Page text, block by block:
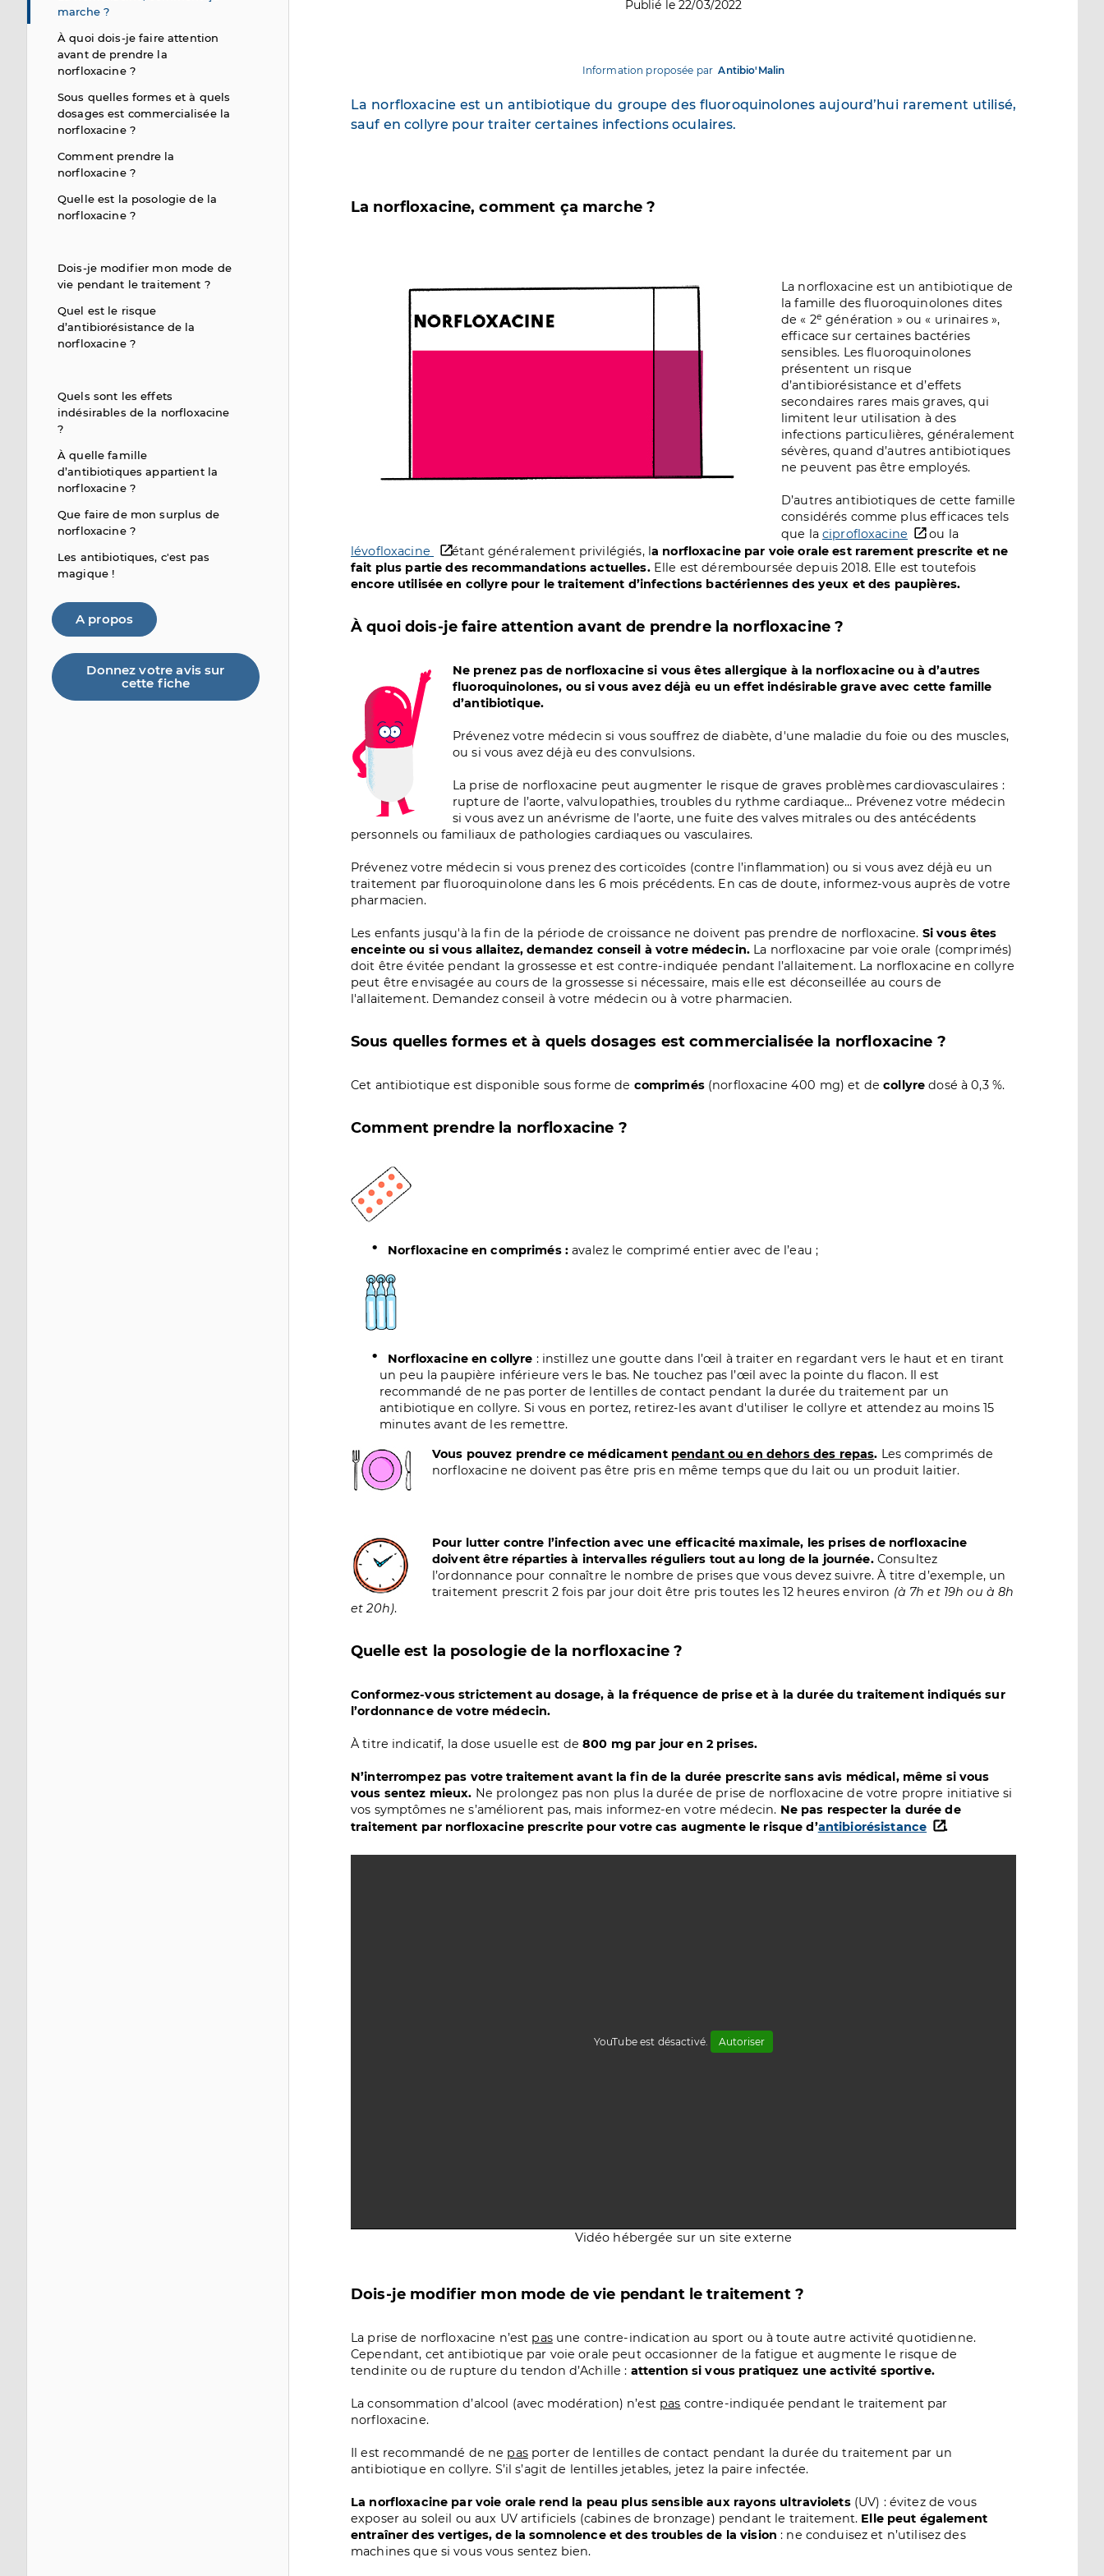
marche ?
À quoi dois-je faire attention
avant de prendre la
norfloxacine ?
Sous quelles formes et à quels
dosages est commercialisée la
norfloxacine ?
Comment prendre la
norfloxacine ?
Quelle est la posologie de la
norfloxacine ?
Dois-je modifier mon mode de
vie pendant le traitement ?
Quel est le risque
d’antibiorésistance de la
norfloxacine ?
Quels sont les effets
indésirables de la norfloxacine
?
À quelle famille
d’antibiotiques appartient la
norfloxacine ?
Que faire de mon surplus de
norfloxacine ?
Les antibiotiques, c'est pas
magique !
A propos
Donnez votre avis sur
cette fiche
Publié le 22/03/2022
Information proposée par Antibio'Malin
La norfloxacine est un antibiotique du groupe des fluoroquinolones aujourd’hui rarement utilisé,
sauf en collyre pour traiter certaines infections oculaires.
La norfloxacine, comment ça marche ?
La norfloxacine est un antibiotique de
la famille des fluoroquinolones dites
de « 2e génération » ou « urinaires »,
efficace sur certaines bactéries
sensibles. Les fluoroquinolones
présentent un risque
d’antibiorésistance et d’effets
secondaires rares mais graves, qui
limitent leur utilisation à des
infections particulières, généralement
sévères, quand d’autres antibiotiques
ne peuvent pas être employés.
D’autres antibiotiques de cette famille
considérés comme plus efficaces tels
que laciprofloxacine
ou la
lévofloxacine
étant généralement privilégiés, la norfloxacine par voie orale est rarement prescrite et ne
fait plus partie des recommandations actuelles.Elle est déremboursée depuis 2018. Elle est toutefois
encore utilisée en collyre pour le traitement d’infections bactériennes des yeux et des paupières.
À quoi dois-je faire attention avant de prendre la norfloxacine ?
Ne prenez pas de norfloxacine si vous êtes allergique à la norfloxacine ou à d’autres
fluoroquinolones, ou si vous avez déjà eu un effet indésirable grave avec cette famille
d’antibiotique.
Prévenez votre médecin si vous souffrez de diabète, d'une maladie du foie ou des muscles,
ou si vous avez déjà eu des convulsions.
La prise de norfloxacine peut augmenter le risque de graves problèmes cardiovasculaires :
rupture de l’aorte, valvulopathies, troubles du rythme cardiaque… Prévenez votre médecin
si vous avez un anévrisme de l’aorte, une fuite des valves mitrales ou des antécédents
personnels ou familiaux de pathologies cardiaques ou vasculaires.
Prévenez votre médecin si vous prenez des corticoïdes (contre l’inflammation) ou si vous avez déjà eu un
traitement par fluoroquinolone dans les 6 mois précédents. En cas de doute, informez-vous auprès de votre
pharmacien.
Les enfants jusqu'à la fin de la période de croissance ne doivent pas prendre de norfloxacine. Si vous êtes
enceinte ou si vous allaitez, demandez conseil à votre médecin. La norfloxacine par voie orale (comprimés)
doit être évitée pendant la grossesse et est contre-indiquée pendant l’allaitement. La norfloxacine en collyre
peut être envisagée au cours de la grossesse si nécessaire, mais elle est déconseillée au cours de
l'allaitement. Demandez conseil à votre médecin ou à votre pharmacien.
Sous quelles formes et à quels dosages est commercialisée la norfloxacine ?
Cet antibiotique est disponible sous forme de comprimés(norfloxacine 400 mg) et decollyredosé à 0,3 %.
Comment prendre la norfloxacine ?
Image
Norfloxacine en comprimés : avalez le comprimé entier avec de l’eau ;
Image
Norfloxacine en collyre : instillez une goutte dans l’œil à traiter en regardant vers le haut et en tirant
un peu la paupière inférieure vers le bas. Ne touchez pas l’œil avec la pointe du flacon. Il est
recommandé de ne pas porter de lentilles de contact pendant la durée du traitement par un
antibiotique en collyre. Si vous en portez, retirez-les avant d'utiliser le collyre et attendez au moins 15
minutes avant de les remettre.
Image
Vous pouvez prendre ce médicament pendant ou en dehors des repas. Les comprimés de
norfloxacine ne doivent pas être pris en même temps que du lait ou un produit laitier.
Image
Pour lutter contre l’infection avec une efficacité maximale, les prises de norfloxacine
doivent être réparties à intervalles réguliers tout au long de la journée. Consultez
l’ordonnance pour connaître le nombre de prises que vous devez suivre. À titre d’exemple, un
traitement prescrit 2 fois par jour doit être pris toutes les 12 heures environ (à 7h et 19h ou à 8h
et 20h).
Quelle est la posologie de la norfloxacine ?
Conformez-vous strictement au dosage, à la fréquence de prise et à la durée du traitement indiqués sur
l’ordonnance de votre médecin.
À titre indicatif, la dose usuelle est de800 mg par jour en 2 prises.
N’interrompez pas votre traitement avant la fin de la durée prescrite sans avis médical, même si vous
vous sentez mieux. Ne prolongez pas non plus la durée de prise de norfloxacine de votre propre initiative si
vos symptômes ne s’améliorent pas, mais informez-en votre médecin. Ne pas respecter la durée de
traitement par norfloxacine prescrite pour votre cas augmente le risque d’antibiorésistance .
YouTube est désactivé. Autoriser
Vidéo hébergée sur un site externe
Dois-je modifier mon mode de vie pendant le traitement ?
La prise de norfloxacine n’est pasune contre-indication au sport ou à toute autre activité quotidienne.
Cependant, cet antibiotique par voie orale peut occasionner de la fatigue et augmente le risque de
tendinite ou de rupture du tendon d’Achille : attention si vous pratiquez une activité sportive.
La consommation d’alcool (avec modération) n’est pas contre-indiquée pendant le traitement par
norfloxacine.
Il est recommandé de ne pasporter de lentilles de contact pendant la durée du traitement par un
antibiotique en collyre. S’il s’agit de lentilles jetables, jetez la paire infectée.
La norfloxacine par voie orale rend la peau plus sensible aux rayons ultraviolets(UV) : évitez de vous
exposer au soleil ou aux UV artificiels (cabines de bronzage) pendant le traitement. Elle peut également
entraîner des vertiges, de la somnolence et des troubles de la vision : ne conduisez et n’utilisez des
machines que si vous vous sentez bien.